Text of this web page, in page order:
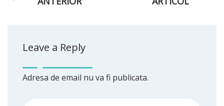
Leave a Reply
Adresa de email nu va fi publicata.